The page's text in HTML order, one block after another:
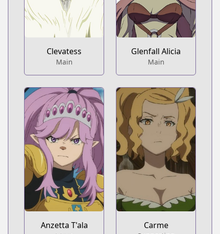
Clevatess
Main
Glenfall Alicia
Main
Anzetta T'ala
Carme